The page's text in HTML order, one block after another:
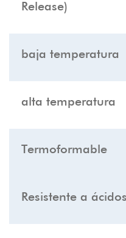
Release)
baja temperatura
alta temperatura
Termoformable
Resistente a